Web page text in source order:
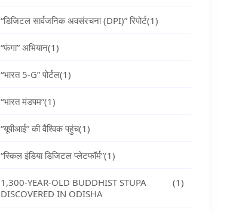
“डिजिटल सार्वजनिक अवसंरचना (DPI)” रिपोर्ट(1)
“फंगा” अभियान(1)
“भारत 5-G” पोर्टल(1)
“भारत मंडपम”(1)
“यूपीआई” की वैश्विक पहुंच(1)
“स्किल इंडिया डिजिटल प्लेटफॉर्म”(1)
1,300-YEAR-OLD BUDDHIST STUPA
DISCOVERED IN ODISHA
(1)